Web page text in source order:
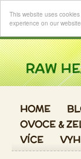
This website uses
experience on our website
HOME
OVOCE &
VÍCE